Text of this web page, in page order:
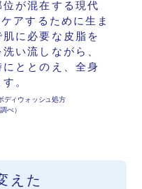
が混在する現代
アするために生ま
に必要な皮脂を
い流しながら、
ととのえ、全身
。
ディウォッシュ処方
べ）
えた